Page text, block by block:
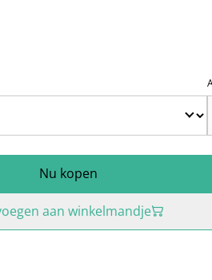
Nu kopen
aan winkelmandje